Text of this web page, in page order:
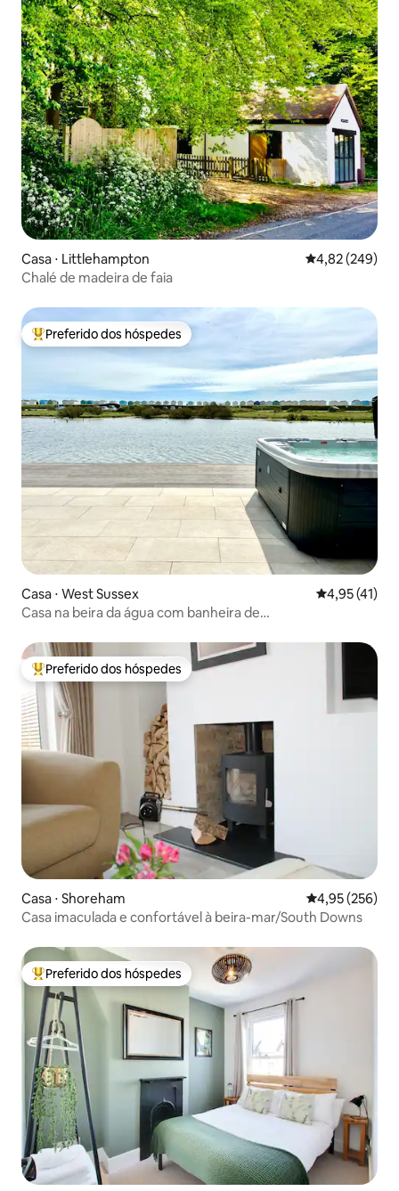
Casa ⋅ Littlehampton 4,82 de uma
4,82 (249)
Chalé de madeira de faia
Entre os melhores preferidos dos hóspedes
Preferido dos hóspedes
Casa ⋅ West Sussex 4,95 de uma
4,95 (41)
Casa na beira da água com banheira de
Entre os melhores preferidos dos hóspedes
Preferido dos hóspedes
Casa ⋅ Shoreham 4,95 de uma
4,95 (256)
Casa imaculada e confortável à beira-mar/South Downs
Entre os melhores preferidos dos hóspedes
Preferido dos hóspedes